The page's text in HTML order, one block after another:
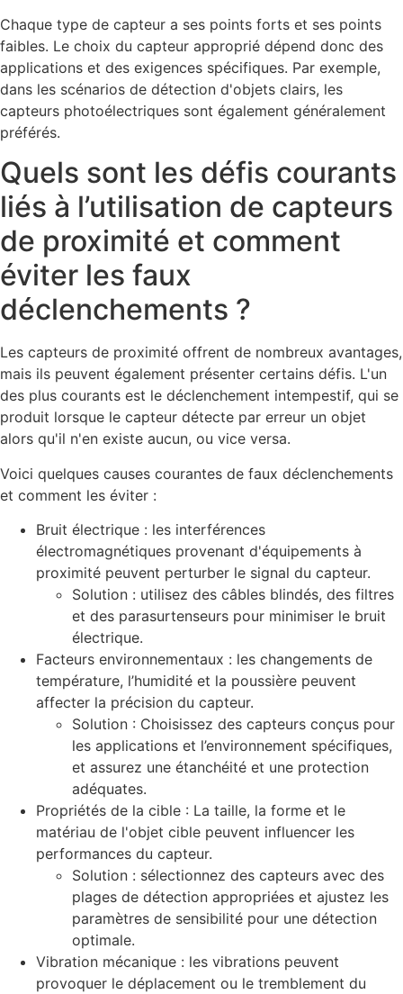
Chaque type de capteur a ses points forts et ses points
faibles. Le choix du capteur approprié dépend donc des
applications et des exigences spécifiques. Par exemple,
dans les scénarios de détection d'objets clairs, les
capteurs photoélectriques sont également généralement
préférés.
Quels sont les défis courants
liés à l’utilisation de capteurs
de proximité et comment
éviter les faux
déclenchements ?
Les capteurs de proximité offrent de nombreux avantages,
mais ils peuvent également présenter certains défis. L'un
des plus courants est le déclenchement intempestif, qui se
produit lorsque le capteur détecte par erreur un objet
alors qu'il n'en existe aucun, ou vice versa.
Voici quelques causes courantes de faux déclenchements
et comment les éviter :
Bruit électrique : les interférences
électromagnétiques provenant d'équipements à
proximité peuvent perturber le signal du capteur.
Solution : utilisez des câbles blindés, des filtres
et des parasurtenseurs pour minimiser le bruit
électrique.
Facteurs environnementaux : les changements de
température, l’humidité et la poussière peuvent
affecter la précision du capteur.
Solution : Choisissez des capteurs conçus pour
les applications et l’environnement spécifiques,
et assurez une étanchéité et une protection
adéquates.
Propriétés de la cible : La taille, la forme et le
matériau de l'objet cible peuvent influencer les
performances du capteur.
Solution : sélectionnez des capteurs avec des
plages de détection appropriées et ajustez les
paramètres de sensibilité pour une détection
optimale.
Vibration mécanique : les vibrations peuvent
provoquer le déplacement ou le tremblement du